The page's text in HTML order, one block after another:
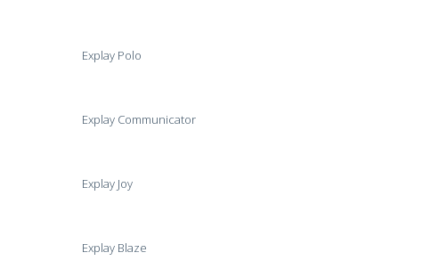
Explay Polo
Explay Communicator
Explay Joy
Explay Blaze